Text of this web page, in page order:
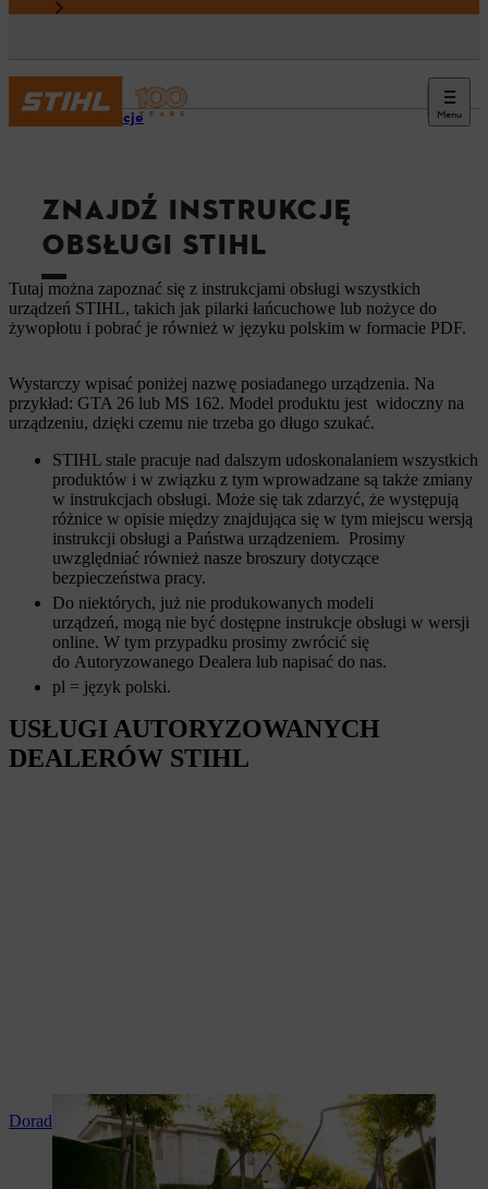
Menu
Informacje
ZNAJDŹ INSTRUKCJĘ
OBSŁUGI STIHL
Tutaj można zapoznać się z instrukcjami obsługi wszystkich
urządzeń STIHL, takich jak pilarki łańcuchowe lub nożyce do
żywopłotu i pobrać je również w języku polskim w formacie PDF.
Wystarczy wpisać poniżej nazwę posiadanego urządzenia. Na
przykład: GTA 26 lub MS 162. Model produktu jest widoczny na
urządzeniu, dzięki czemu nie trzeba go długo szukać.
STIHL stale pracuje nad dalszym udoskonalaniem wszystkich
produktów i w związku z tym wprowadzane są także zmiany
w instrukcjach obsługi. Może się tak zdarzyć, że występują
różnice w opisie między znajdująca się w tym miejscu wersją
instrukcji obsługi a Państwa urządzeniem. Prosimy
uwzględniać również nasze broszury dotyczące
bezpieczeństwa pracy.
Do niektórych, już nie produkowanych modeli
urządzeń, mogą nie być dostępne instrukcje obsługi w wersji
online. W tym przypadku prosimy zwrócić się
do Autoryzowanego Dealera lub napisać do nas.
pl = język polski.
USŁUGI AUTORYZOWANYCH
DEALERÓW STIHL
Doradztwo i instruktaż produktowy